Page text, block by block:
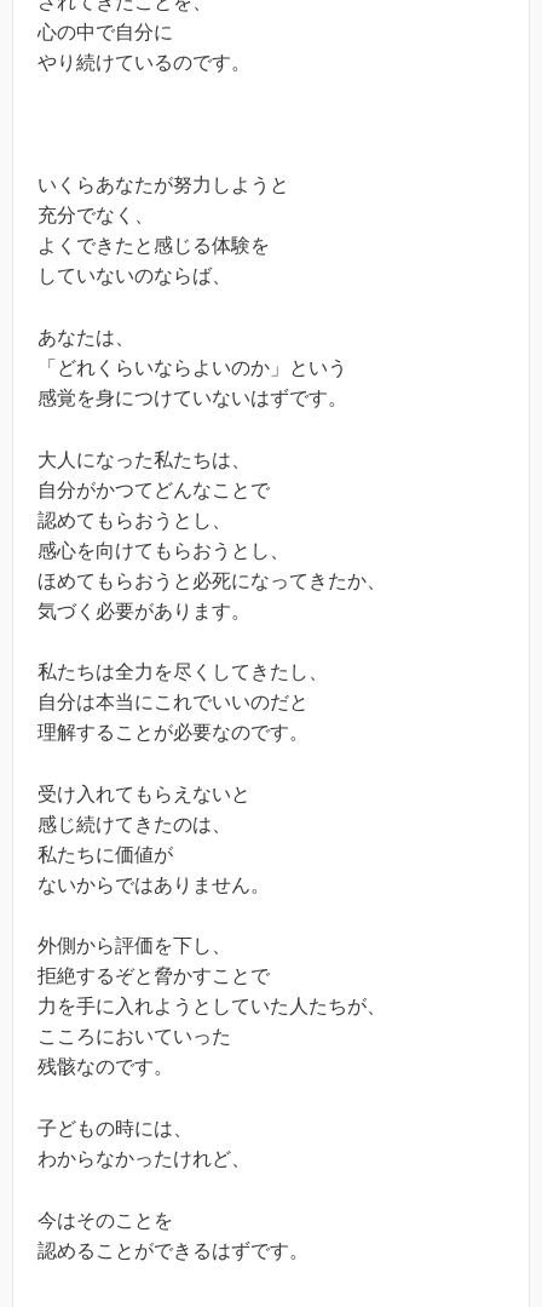
心の中で自分に
やり続けているのです。
いくらあなたが努力しようと
充分でなく、
よくできたと感じる体験を
していないのならば、
あなたは、
「どれくらいならよいのか」という
感覚を身につけていないはずです。
大人になった私たちは、
自分がかつてどんなことで
認めてもらおうとし、
感心を向けてもらおうとし、
ほめてもらおうと必死になってきたか、
気づく必要があります。
私たちは全力を尽くしてきたし、
自分は本当にこれでいいのだと
理解することが必要なのです。
受け入れてもらえないと
感じ続けてきたのは、
私たちに価値が
ないからではありません。
外側から評価を下し、
拒絶するぞと脅かすことで
力を手に入れようとしていた人たちが、
こころにおいていった
残骸なのです。
子どもの時には、
わからなかったけれど、
今はそのことを
認めることができるはずです。